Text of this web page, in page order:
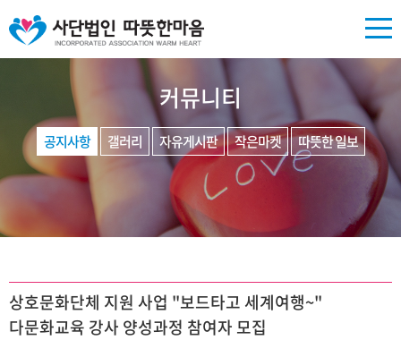
커뮤니티
공지사항 갤러리 자유게시판 작은마켓 따뜻한 일보
상호문화단체 지원 사업 "보드타고 세계여행~"
다문화교육 강사 양성과정 참여자 모집